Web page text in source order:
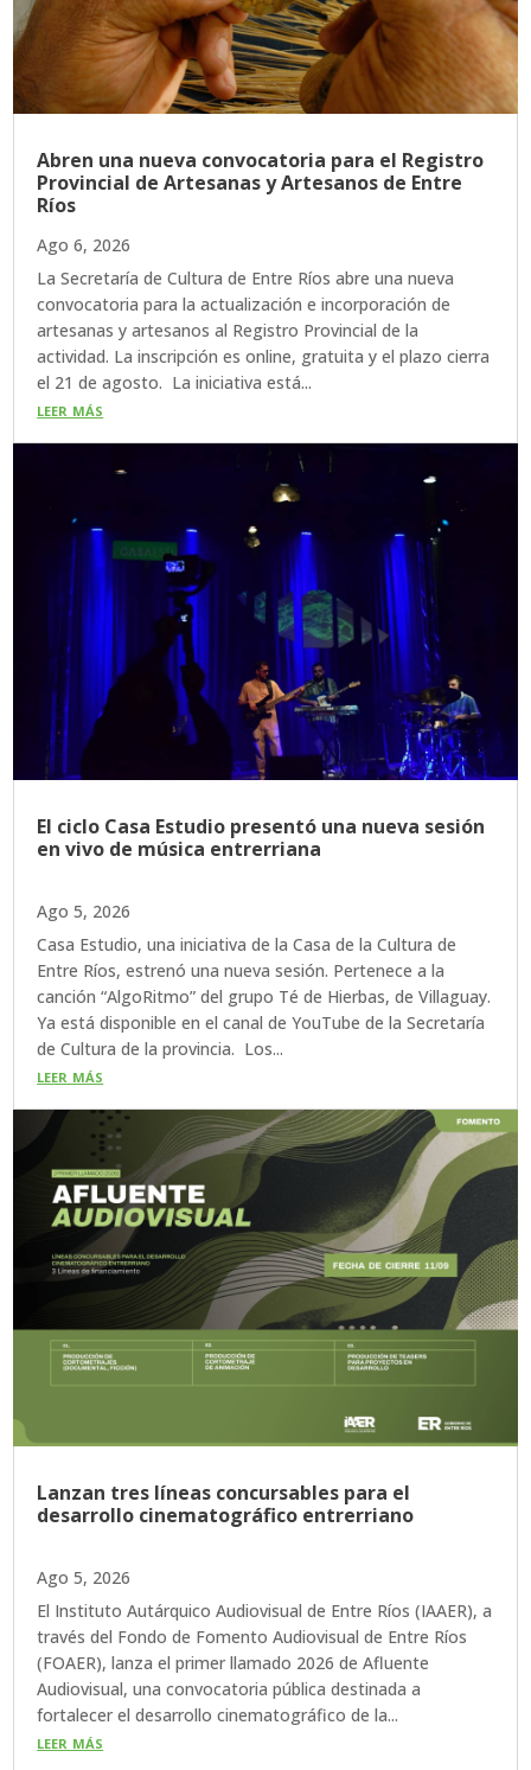
Abren una nueva convocatoria para el Registro
Provincial de Artesanas y Artesanos de Entre
Ríos
Ago 6, 2026
La Secretaría de Cultura de Entre Ríos abre una nueva
convocatoria para la actualización e incorporación de
artesanas y artesanos al Registro Provincial de la
actividad. La inscripción es online, gratuita y el plazo cierra
el 21 de agosto. La iniciativa está...
leer más
El ciclo Casa Estudio presentó una nueva sesión
en vivo de música entrerriana
Ago 5, 2026
Casa Estudio, una iniciativa de la Casa de la Cultura de
Entre Ríos, estrenó una nueva sesión. Pertenece a la
canción “AlgoRitmo” del grupo Té de Hierbas, de Villaguay.
Ya está disponible en el canal de YouTube de la Secretaría
de Cultura de la provincia. Los...
leer más
Lanzan tres líneas concursables para el
desarrollo cinematográfico entrerriano
Ago 5, 2026
El Instituto Autárquico Audiovisual de Entre Ríos (IAAER), a
través del Fondo de Fomento Audiovisual de Entre Ríos
(FOAER), lanza el primer llamado 2026 de Afluente
Audiovisual, una convocatoria pública destinada a
fortalecer el desarrollo cinematográfico de la...
leer más